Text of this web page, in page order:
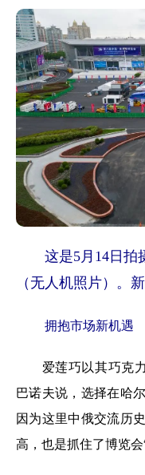
这是5月14日拍
（无人机照片）。
拥抱市场新机遇
爱莲巧以其巧克力
巴诺夫说，选择在哈
因为这里中俄交流历
高，也是抓住了博览会